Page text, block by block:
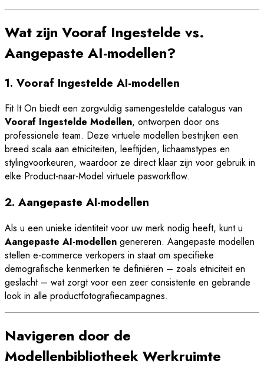
Wat zijn Vooraf Ingestelde vs.
Aangepaste AI-modellen?
1. Vooraf Ingestelde AI-modellen
Fit It On biedt een zorgvuldig samengestelde catalogus van
Vooraf Ingestelde Modellen, ontworpen door ons
professionele team. Deze virtuele modellen bestrijken een
breed scala aan etniciteiten, leeftijden, lichaamstypes en
stylingvoorkeuren, waardoor ze direct klaar zijn voor gebruik in
elke Product-naar-Model virtuele pasworkflow.
2. Aangepaste AI-modellen
Als u een unieke identiteit voor uw merk nodig heeft, kunt u
Aangepaste AI-modellen genereren. Aangepaste modellen
stellen e-commerce verkopers in staat om specifieke
demografische kenmerken te definiëren – zoals etniciteit en
geslacht – wat zorgt voor een zeer consistente en gebrande
look in alle productfotografiecampagnes.
Navigeren door de
Modellenbibliotheek Werkruimte